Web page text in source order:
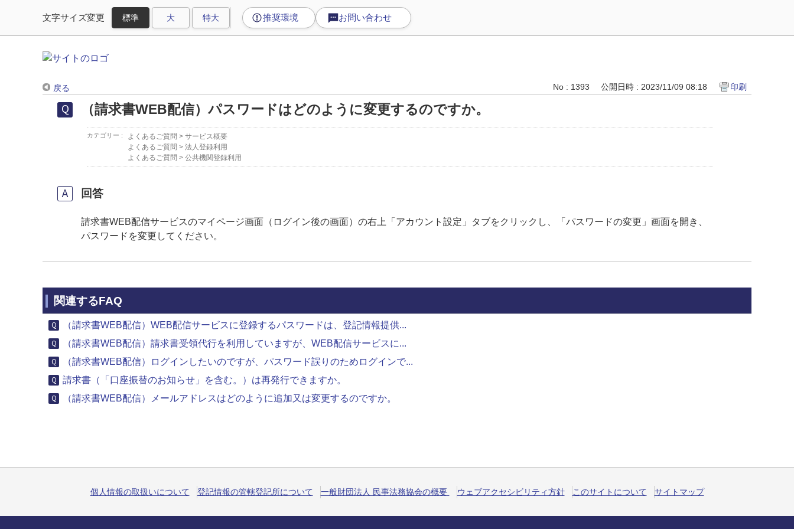
文字サイズ変更 推奨環境 お問い合わせ
戻る No : 1393 公開日時 : 2023/11/09 08:18 印刷
（請求書WEB配信）パスワードはどのように変更するのですか。
カテゴリー : よくあるご質問 > サービス概要
よくあるご質問 > 法人登録利用
よくあるご質問 > 公共機関登録利用
回答
請求書WEB配信サービスのマイページ画面（ログイン後の画面）の右上「アカウント設定」タブをクリックし、「パスワードの変更」画面を開き、
パスワードを変更してください。
関連するFAQ
（請求書WEB配信）WEB配信サービスに登録するパスワードは、登記情報提供...
（請求書WEB配信）請求書受領代行を利用していますが、WEB配信サービスに...
（請求書WEB配信）ログインしたいのですが、パスワード誤りのためログインで...
請求書（「口座振替のお知らせ」を含む。）は再発行できますか。
（請求書WEB配信）メールアドレスはどのように追加又は変更するのですか。
個人情報の取扱いについて 登記情報の管轄登記所について 一般財団法人 民事法務協会の概要 ウェブアクセシビリティ方針 このサイトについて サイトマップ